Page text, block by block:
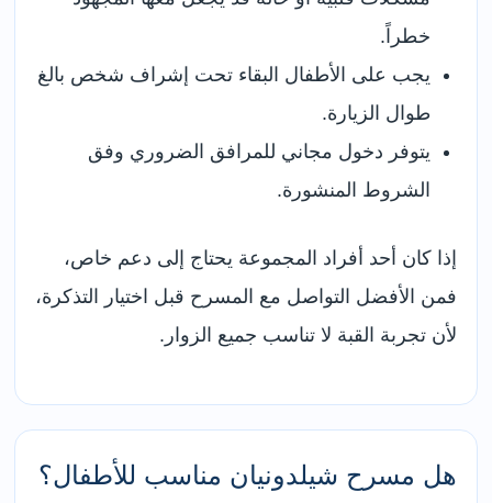
خطراً.
يجب على الأطفال البقاء تحت إشراف شخص بالغ
طوال الزيارة.
يتوفر دخول مجاني للمرافق الضروري وفق
الشروط المنشورة.
إذا كان أحد أفراد المجموعة يحتاج إلى دعم خاص،
فمن الأفضل التواصل مع المسرح قبل اختيار التذكرة،
لأن تجربة القبة لا تناسب جميع الزوار.
هل مسرح شيلدونيان مناسب للأطفال؟